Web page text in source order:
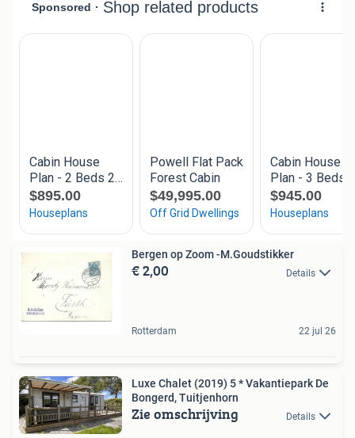
Bergen op Zoom -M.Goudstikker
€ 2,00 Details
Rotterdam 22 jul 26
Luxe Chalet (2019) 5 * Vakantiepark De
Bongerd, Tuitjenhorn
Zie omschrijving Details